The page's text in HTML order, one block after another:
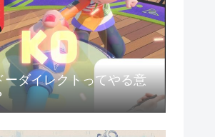
ーダイレクトってやる意